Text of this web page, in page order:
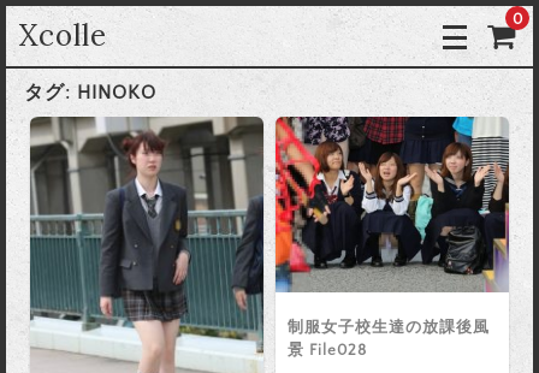
Xcolle 0
タグ: HINOKO
制服女子校生達の放課後風
景 File028